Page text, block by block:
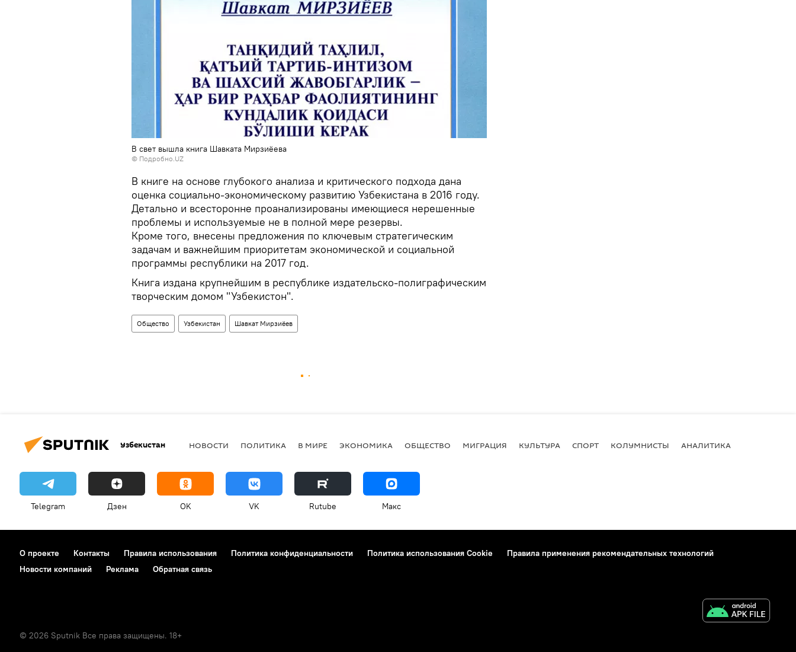
В свет вышла книга Шавката Мирзиёева
© Подробно.UZ
В книге на основе глубокого анализа и критического подхода дана
оценка социально-экономическому развитию Узбекистана в 2016 году.
Детально и всесторонне проанализированы имеющиеся нерешенные
проблемы и используемые не в полной мере резервы.
Кроме того, внесены предложения по ключевым стратегическим
задачам и важнейшим приоритетам экономической и социальной
программы республики на 2017 год.
Книга издана крупнейшим в республике издательско-полиграфическим
творческим домом "Узбекистон".
Общество Узбекистан Шавкат Мирзиёев
Узбекистан НОВОСТИ ПОЛИТИКА В МИРЕ ЭКОНОМИКА ОБЩЕСТВО МИГРАЦИЯ КУЛЬТУРА СПОРТ КОЛУМНИСТЫ АНАЛИТИКА
Telegram Дзен OK VK Rutube Макс
О проекте Контакты Правила использования Политика конфиденциальности Политика использования Cookie
Правила применения рекомендательных технологий
Новости компаний
Реклама Обратная связь
© 2026 Sputnik Все права защищены. 18+